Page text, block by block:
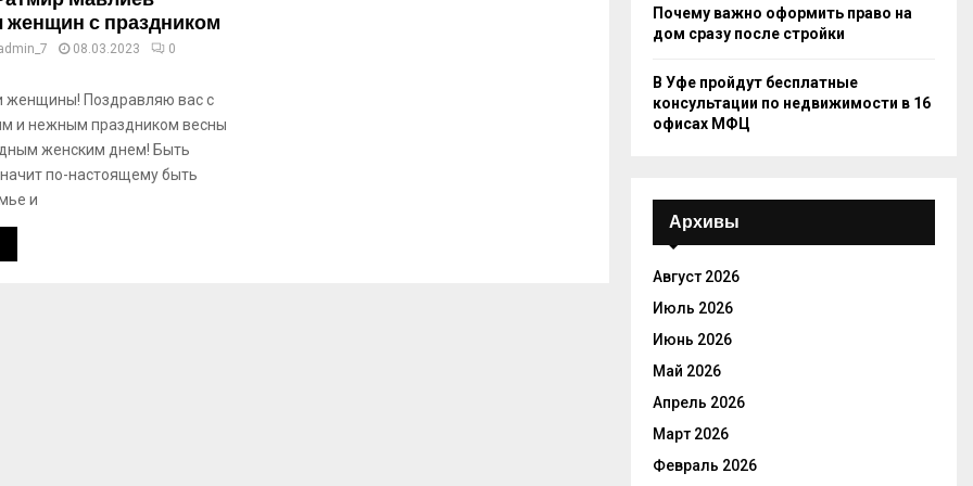
женщин с праздником
08.03.2023 0
женщины! Поздравляю вас с
и нежным праздником весны
женским днем! Быть
по-настоящему быть
и
Почему важно оформить право на
дом сразу после стройки
В Уфе пройдут бесплатные
консультации по недвижимости в 16
офисах МФЦ
Архивы
Август 2026
Июль 2026
Июнь 2026
Май 2026
Апрель 2026
Март 2026
Февраль 2026